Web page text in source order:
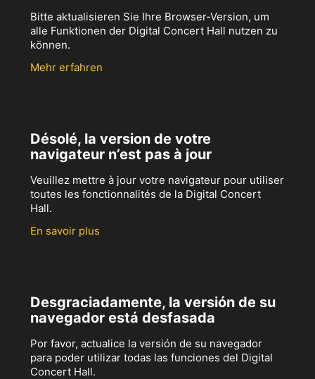
Bitte aktualisieren Sie Ihre Browser-Version, um
alle Funktionen der Digital Concert Hall nutzen zu
können.
Mehr erfahren
Désolé, la version de votre
navigateur n’est pas à jour
Veuillez mettre à jour votre navigateur pour utiliser
toutes les fonctionnalités de la Digital Concert
Hall.
En savoir plus
Desgraciadamente, la versión de su
navegador está desfasada
Por favor, actualice la versión de su navegador
para poder utilizar todas las funciones del Digital
Concert Hall.